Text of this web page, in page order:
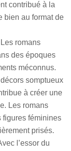
contribué à la
bien au format de
romans
des époques
méconnus.
somptueux
à créer une
Les romans
figures féminines
prisés.
l’essor du